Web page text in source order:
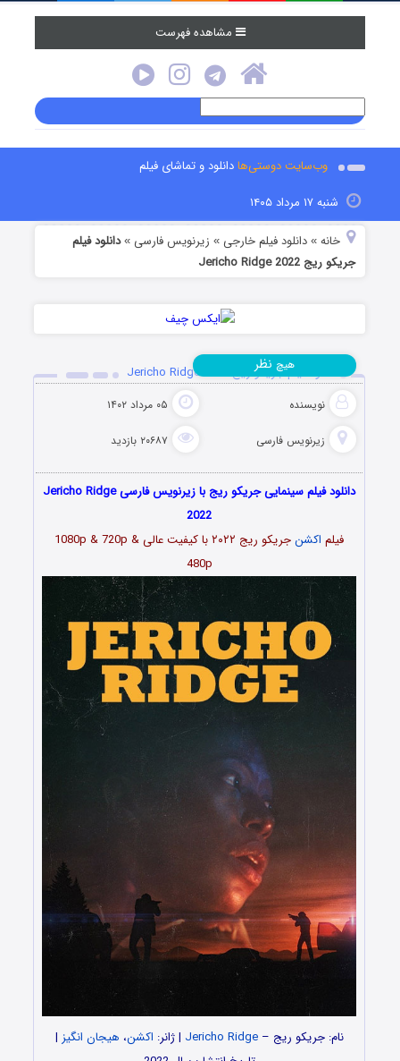
مشاهده فهرست
وب‌سایت دوستی‌هادانلود و تماشای فیلم
شنبه ۱۷ مرداد ۱۴۰۵
خانه »دانلود فیلم خارجی » زیرنویس فارسی »دانلود فیلم
جریکو ریج Jericho Ridge 2022
دانلود فیلم جریکو ریج Jericho Ridge 2022
نویسنده ۰۵ مرداد ۱۴۰۲
زیرنویس فارسی ۲۰۶۸۷ بازدید
هیچ نظر
دانلود فیلم سینمایی جریکو ریج با زیرنویس فارسی Jericho Ridge
2022
فیلم اکشنجریکو ریج ۲۰۲۲
با کیفیت عالی 1080p & 720p &
480p
نام:جریکو ریج –
Jericho Ridge | ژانر: اکشن، هیجان انگیز |